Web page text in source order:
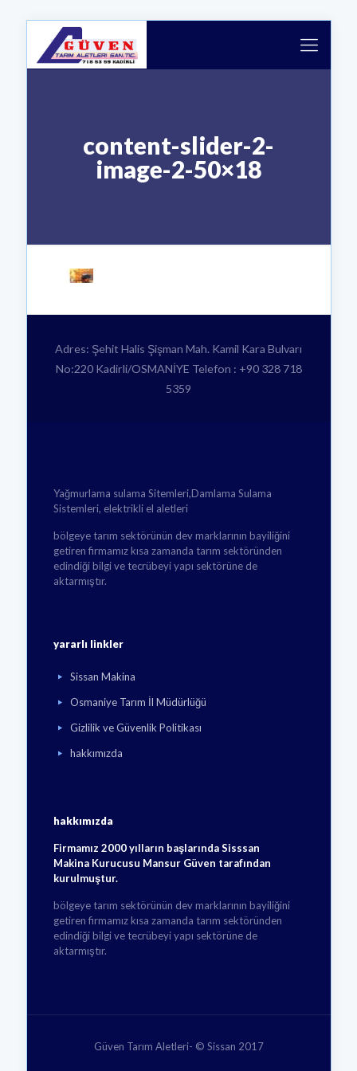
content-slider-2-
image-2-50×18
Adres: Şehit Halis Şişman Mah. Kamil Kara Bulvarı
No:220 Kadirli/OSMANİYE Telefon : +90 328 718
5359
Yağmurlama sulama Sitemleri,Damlama Sulama
Sistemleri, elektrikli el aletleri
bölgeye tarım sektörünün dev marklarının bayiliğini
getiren firmamız kısa zamanda tarım sektöründen
edindiği bilgi ve tecrübeyi yapı sektörüne de
aktarmıştır.
yararlı linkler
Sissan Makina
Osmaniye Tarım İl Müdürlüğü
Gizlilik ve Güvenlik Politikası
hakkımızda
hakkımızda
Firmamız 2000 yılların başlarında Sisssan
Makina Kurucusu Mansur Güven tarafından
kurulmuştur.
bölgeye tarım sektörünün dev marklarının bayiliğini
getiren firmamız kısa zamanda tarım sektöründen
edindiği bilgi ve tecrübeyi yapı sektörüne de
aktarmıştır.
Güven Tarım Aletleri- © Sissan 2017